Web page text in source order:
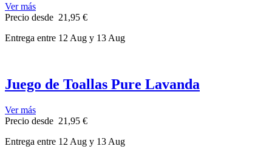
Ver más
Precio desde 21,95 €
Entrega entre 12 Aug y 13 Aug
Juego de Toallas Pure Lavanda
Ver más
Precio desde 21,95 €
Entrega entre 12 Aug y 13 Aug